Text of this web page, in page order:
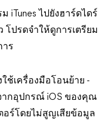
iTunes ไปยังฮาร์ดไดร์
ปรดจำให้ดูการเตรียม
าร
ช้เครื่องมือโอนย้าย -
ากอุปกรณ์ iOS ของคุณ
อร์โดยไม่สูญเสียข้อมูล